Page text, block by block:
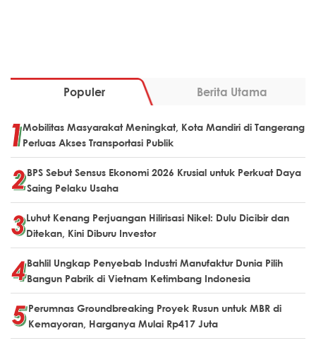
Populer Berita Utama
Mobilitas Masyarakat Meningkat, Kota Mandiri di Tangerang
Perluas Akses Transportasi Publik
BPS Sebut Sensus Ekonomi 2026 Krusial untuk Perkuat Daya
Saing Pelaku Usaha
Luhut Kenang Perjuangan Hilirisasi Nikel: Dulu Dicibir dan
Ditekan, Kini Diburu Investor
Bahlil Ungkap Penyebab Industri Manufaktur Dunia Pilih
Bangun Pabrik di Vietnam Ketimbang Indonesia
Perumnas Groundbreaking Proyek Rusun untuk MBR di
Kemayoran, Harganya Mulai Rp417 Juta